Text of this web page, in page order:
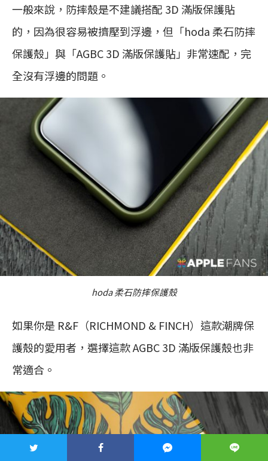
一般來說，防摔殼是不建議搭配 3D 滿版保護貼
的，因為很容易被擠壓到浮邊，但「hoda 柔石防摔
保護殼」與「AGBC 3D 滿版保護貼」非常速配，完
全沒有浮邊的問題。
hoda 柔石防摔保護殼
如果你是 R&F（RICHMOND & FINCH）這款潮牌保
護殼的愛用者，選擇這款 AGBC 3D 滿版保護殼也非
常適合。